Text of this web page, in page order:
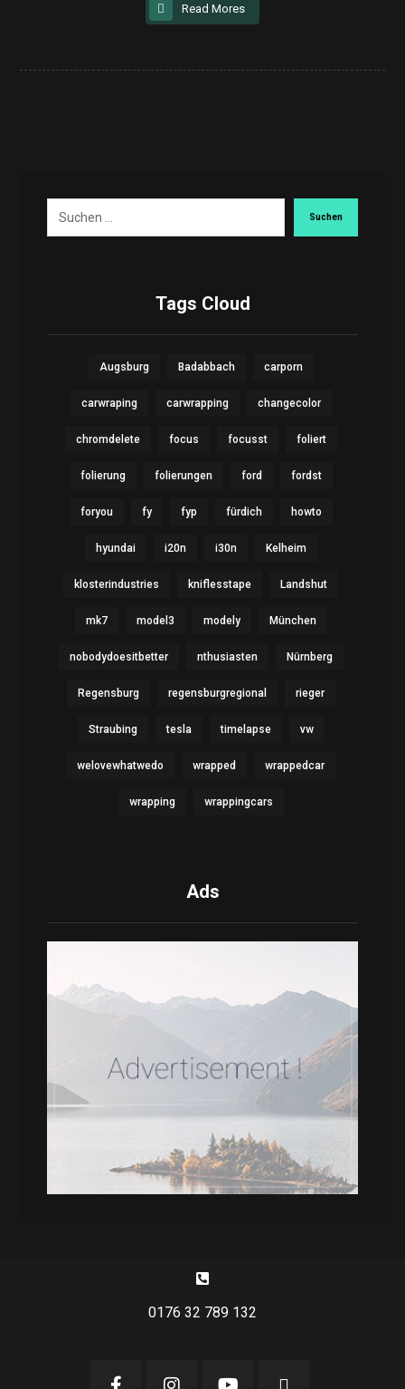
Read Mores
Suchen
Tags Cloud
Augsburg Badabbach carporn
carwraping carwrapping changecolor
chromdelete focus focusst foliert
folierung folierungen ford fordst
foryou fy fyp fürdich howto
hyundai i20n i30n Kelheim
klosterindustries kniflesstape Landshut
mk7 model3 modely München
nobodydoesitbetter nthusiasten Nürnberg
Regensburg regensburgregional rieger
Straubing tesla timelapse vw
welovewhatwedo wrapped wrappedcar
wrapping wrappingcars
Ads
0176 32 789 132